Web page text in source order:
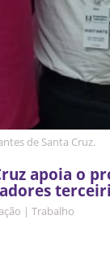
de Santa Cruz.
apoia o
| Trabalho